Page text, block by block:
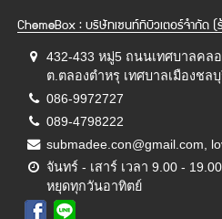
ChemeBox : บริษัทเซนท์ทิบิวเตอร์จำกัด (
432-433 หมู่5 ถนนเทศบาลคล
ต.ตลองตำหรุ เทศบาลเมืองชล
086-9972727
089-4798222
submadee.con@gmail.com,
จันทร์ - เสาร์ เวลา 9.00 -
หยุดทุกวันอาทิตย์